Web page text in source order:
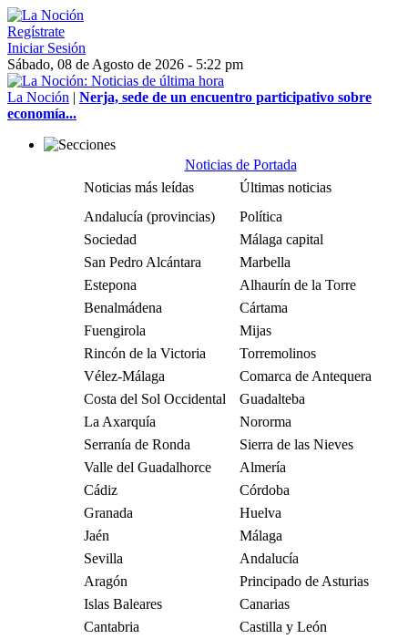
Regístrate
Iniciar Sesión
Sábado, 08 de Agosto de 2026 - 5:22 pm
La Noción | Nerja, sede de un encuentro participativo sobre
economía...
Noticias de Portada
Noticias más leídas
Últimas noticias
Andalucía (provincias)
Política
Sociedad
Málaga capital
San Pedro Alcántara
Marbella
Estepona
Alhaurín de la Torre
Benalmádena
Cártama
Fuengirola
Mijas
Rincón de la Victoria
Torremolinos
Vélez-Málaga
Comarca de Antequera
Costa del Sol Occidental
Guadalteba
La Axarquía
Nororma
Serranía de Ronda
Sierra de las Nieves
Valle del Guadalhorce
Almería
Cádiz
Córdoba
Granada
Huelva
Jaén
Málaga
Sevilla
Andalucía
Aragón
Principado de Asturias
Islas Baleares
Canarias
Cantabria
Castilla y León